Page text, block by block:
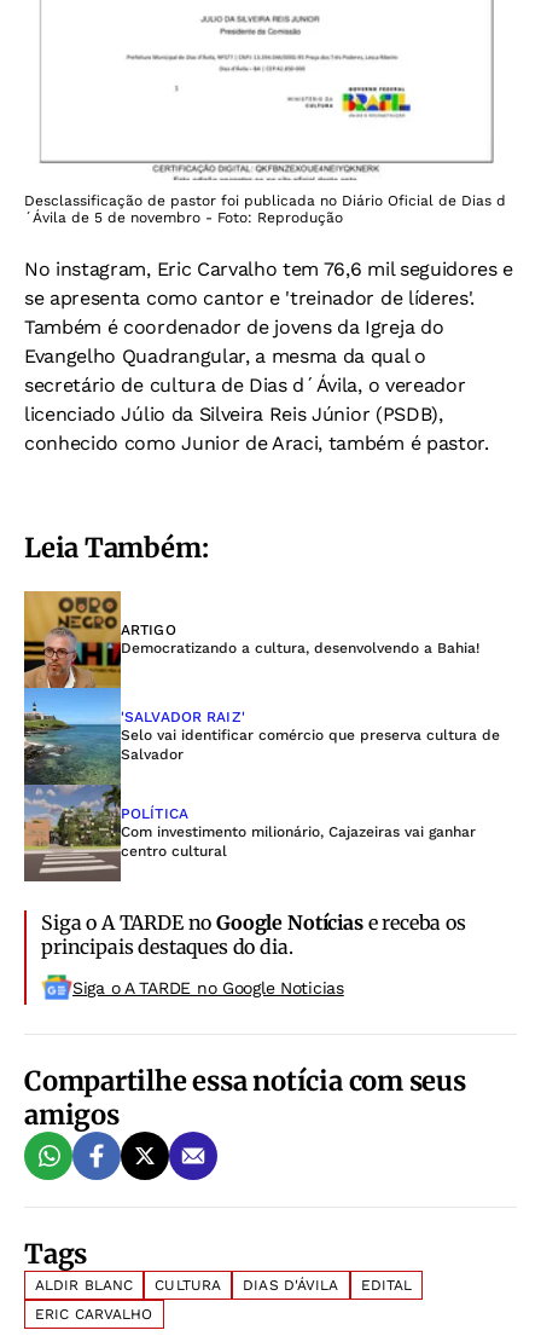
Desclassificação de pastor foi publicada no Diário Oficial de Dias d
´Ávila de 5 de novembro - Foto: Reprodução
No instagram, Eric Carvalho tem 76,6 mil seguidores e
se apresenta como cantor e 'treinador de líderes'.
Também é coordenador de jovens da Igreja do
Evangelho Quadrangular, a mesma da qual o
secretário de cultura de Dias d´Ávila, o vereador
licenciado Júlio da Silveira Reis Júnior (PSDB),
conhecido como Junior de Araci, também é pastor.
Leia Também:
ARTIGO
Democratizando a cultura, desenvolvendo a Bahia!
'SALVADOR RAIZ'
Selo vai identificar comércio que preserva cultura de
Salvador
POLÍTICA
Com investimento milionário, Cajazeiras vai ganhar
centro cultural
Siga o A TARDE noGoogle Notíciase receba os
principais destaques do dia.
Siga o A TARDE no Google Noticias
Compartilhe essa notícia com seus
amigos
Tags
ALDIR BLANC CULTURA DIAS D'ÁVILA
EDITAL
ERIC CARVALHO